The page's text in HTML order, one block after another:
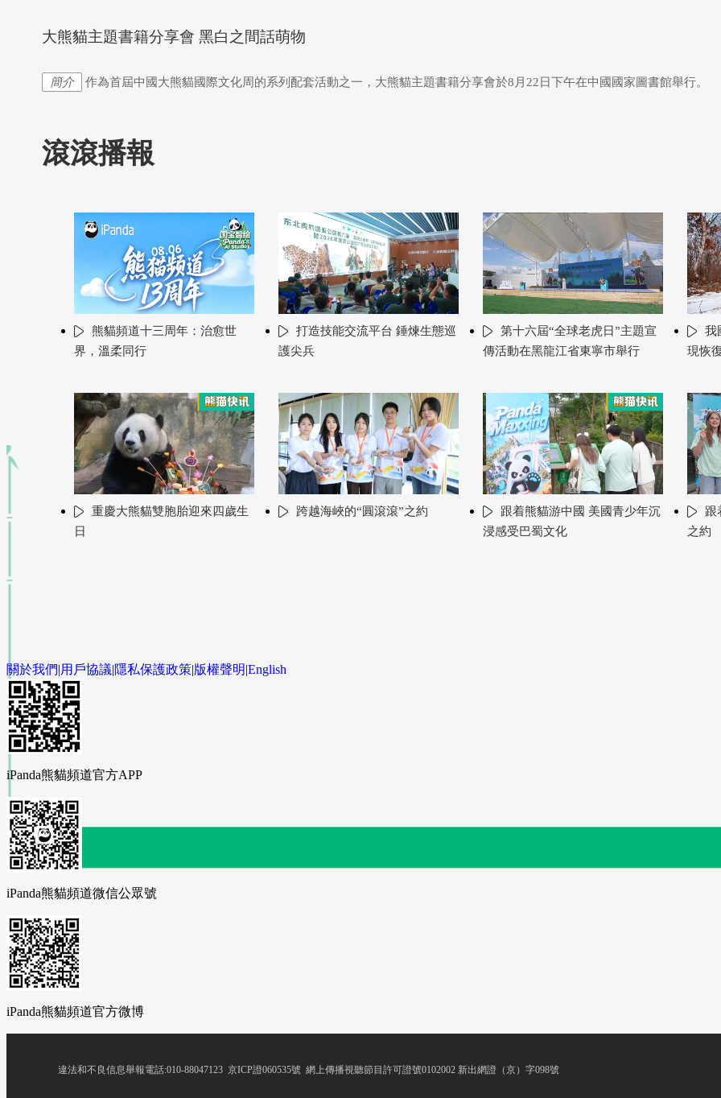
大熊貓主題書籍分享會 黑白之間話萌物
簡介 作為首屆中國大熊貓國際文化周的系列配套活動之一，大熊貓主題書籍分享會於8月22日下午在中國國家圖書館舉行。
滾滾播報
熊貓頻道十三周年：治愈世
界，溫柔同行
打造技能交流平台 錘煉生態巡
護尖兵
第十六屆“全球老虎日”主題宣
傳活動在黑龍江省東寧市舉行
我
現恢
重慶大熊貓雙胞胎迎來四歲生
日
跨越海峽的“圓滾滾”之約
跟着熊貓游中國 美國青少年沉
浸感受巴蜀文化
跟
之約
關於我們|用戶協議|隱私保護政策|版權聲明|English
iPanda熊貓頻道官方APP
iPanda熊貓頻道微信公眾號
iPanda熊貓頻道官方微博
違法和不良信息舉報電話:010-88047123 京ICP證060535號 網上傳播視聽節目許可證號0102002 新出網證（京）字098號